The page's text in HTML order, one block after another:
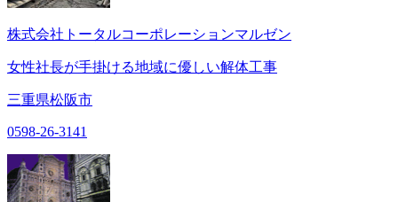
株式会社トータルコーポレーションマルゼン
女性社長が手掛ける地域に優しい解体工事
三重県松阪市
0598-26-3141